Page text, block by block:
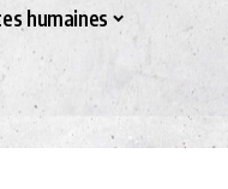
humaines